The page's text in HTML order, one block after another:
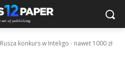
Rusza konkurs w Inteligo - nawet 1000 zł